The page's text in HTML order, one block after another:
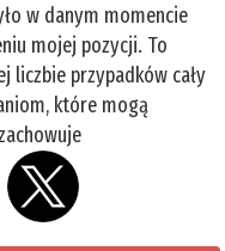
w danym momencie
mojej pozycji. To
liczbie przypadków cały
które mogą